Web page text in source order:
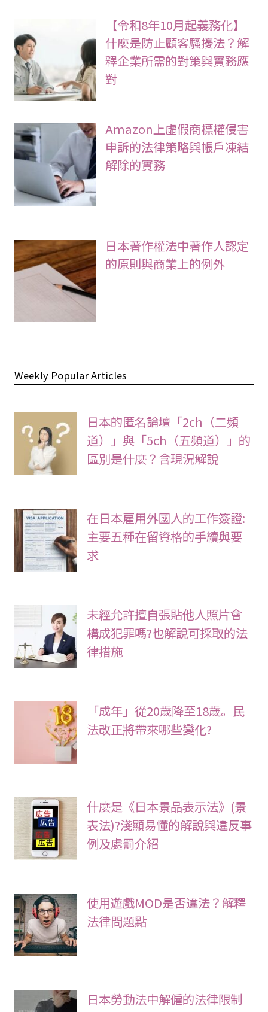
【令和8年10月起義務化】
什麼是防止顧客騷擾法？解
釋企業所需的對策與實務應
對
Amazon上虛假商標權侵害
申訴的法律策略與帳戶凍結
解除的實務
日本著作權法中著作人認定
的原則與商業上的例外
Weekly Popular Articles
日本的匿名論壇「2ch（二頻
道）」與「5ch（五頻道）」的
區別是什麼？含現況解說
在日本雇用外國人的工作簽證:
主要五種在留資格的手續與要
求
未經允許擅自張貼他人照片會
構成犯罪嗎?也解說可採取的法
律措施
「成年」從20歲降至18歲。民
法改正將帶來哪些變化?
什麼是《日本景品表示法》(景
表法)?淺顯易懂的解說與違反事
例及處罰介紹
使用遊戲MOD是否違法？解釋
法律問題點
日本勞動法中解僱的法律限制